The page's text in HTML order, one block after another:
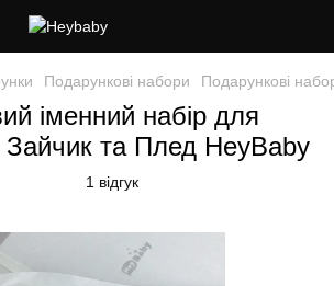
Подарункові набори Подарункові
іменний набір для
Зайчик та Плед HeyBaby
1 відгук